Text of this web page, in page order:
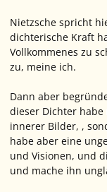
Nietzsche spricht
dichterische Kraft
Vollkommenes zu
zu, meine ich.
Dann aber
dieser Dichter habe
innerer Bilder, ,
habe aber eine
und Visionen, und
und mache ihn